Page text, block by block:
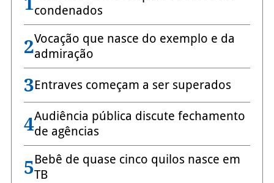
condenados
2Vocação que nasce do exemplo e da
admiração
3Entraves começam a ser superados
4Audiência pública discute fechamento
de agências
5Bebê de quase cinco quilos nasce em
TB